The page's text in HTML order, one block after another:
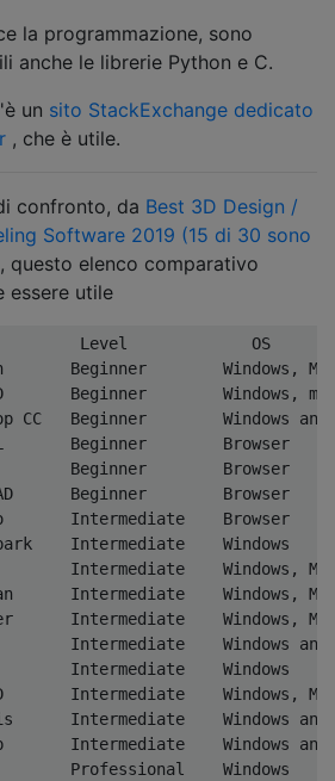
la programmazione, sono
anche le librerie Python e C.
un sito StackExchange dedicato
, che è utile.
confronto, da Best 3D Design /
Software 2019 (15 di 30 sono
, questo elenco comparativo
essere utile
Level             OS
Beginner        Windows,
Windows, macOS and Linux	                       Free
Windows and Mac	                               142€/year                            3ds, dae, kmz, obj,
Free                                 obj, ply, sgl, stl
Beginner
Intermediate
Intermediate
Intermediate
Intermediate
Intermediate
Intermediate
Windows, Mac and Linux	                       Free
Windows and Mac	                               Free
Professional